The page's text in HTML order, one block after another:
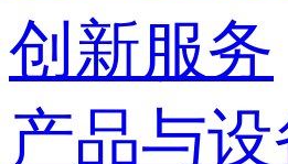
创新服务
产品与设